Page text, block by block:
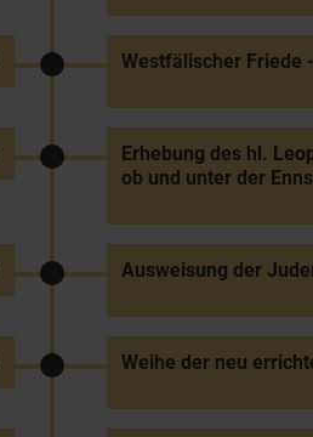
Westfälischer Friede
Erhebung des hl.
ob und unter der
Ausweisung der
Weihe der neu